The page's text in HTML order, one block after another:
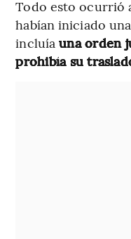
Todo esto ocurrió
habían iniciado
incluíauna orden
prohibía su